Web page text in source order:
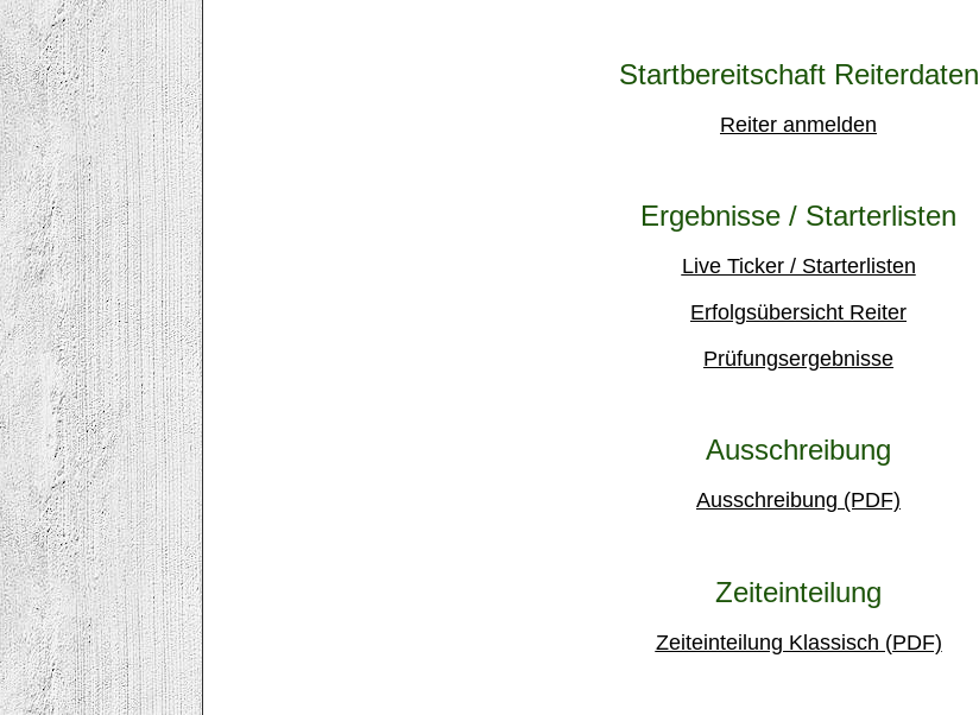
Startbereitschaft Reiterdaten
Reiter anmelden
Ergebnisse / Starterlisten
Live Ticker / Starterlisten
Erfolgsübersicht Reiter
Prüfungsergebnisse
Ausschreibung
Ausschreibung (PDF)
Zeiteinteilung
Zeiteinteilung Klassisch (PDF)